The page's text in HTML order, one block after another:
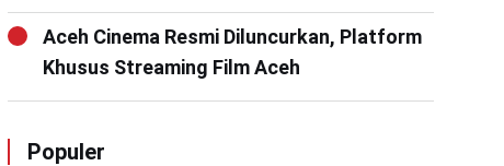
Aceh Cinema Resmi Diluncurkan, Platform
Khusus Streaming Film Aceh
Populer